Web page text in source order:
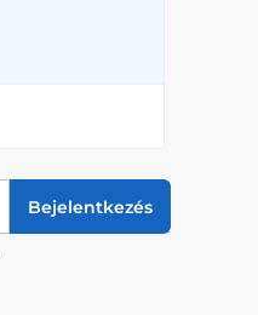
Bejelentkezés